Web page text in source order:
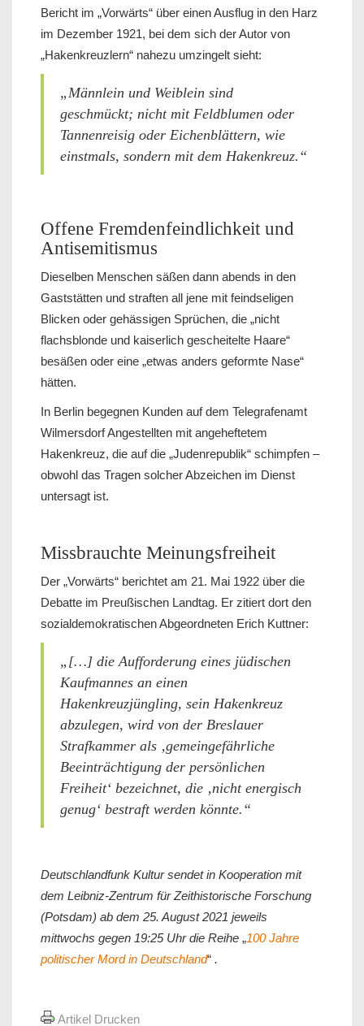
Bericht im „Vorwärts“ über einen Ausflug in den Harz
im Dezember 1921, bei dem sich der Autor von
„Hakenkreuzlern“ nahezu umzingelt sieht:
„Männlein und Weiblein sind
geschmückt; nicht mit Feldblumen oder
Tannenreisig oder Eichenblättern, wie
einstmals, sondern mit dem Hakenkreuz.“
Offene Fremdenfeindlichkeit und
Antisemitismus
Dieselben Menschen säßen dann abends in den
Gaststätten und straften all jene mit feindseligen
Blicken oder gehässigen Sprüchen, die „nicht
flachsblonde und kaiserlich gescheitelte Haare“
besäßen oder eine „etwas anders geformte Nase“
hätten.
In Berlin begegnen Kunden auf dem Telegrafenamt
Wilmersdorf Angestellten mit angeheftetem
Hakenkreuz, die auf die „Judenrepublik“ schimpfen –
obwohl das Tragen solcher Abzeichen im Dienst
untersagt ist.
Missbrauchte Meinungsfreiheit
Der „Vorwärts“ berichtet am 21. Mai 1922 über die
Debatte im Preußischen Landtag. Er zitiert dort den
sozialdemokratischen Abgeordneten Erich Kuttner:
„[…] die Aufforderung eines jüdischen
Kaufmannes an einen
Hakenkreuzjüngling, sein Hakenkreuz
abzulegen, wird von der Breslauer
Strafkammer als ‚gemeingefährliche
Beeinträchtigung der persönlichen
Freiheit‘ bezeichnet, die ‚nicht energisch
genug‘ bestraft werden könnte.“
Deutschlandfunk Kultur sendet in Kooperation mit
dem Leibniz-Zentrum für Zeithistorische Forschung
(Potsdam) ab dem 25. August 2021 jeweils
mittwochs gegen 19:25 Uhr die Reihe „100 Jahre
politischer Mord in Deutschland“ .
Artikel Drucken